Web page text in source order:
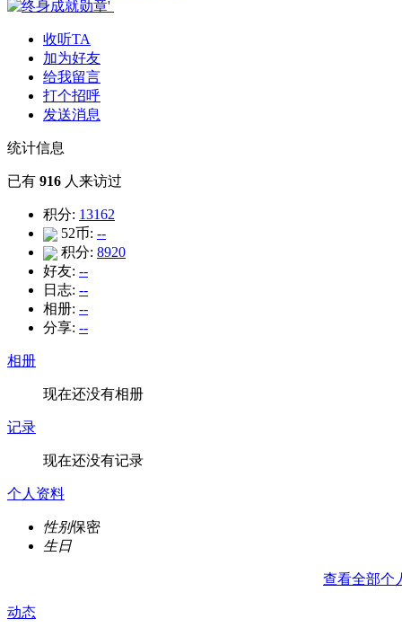
收听TA
加为好友
给我留言
打个招呼
发送消息
统计信息
已有 916 人来访过
积分: 13162
52币: --
积分: 8920
好友: --
日志: --
相册: --
分享: --
相册
现在还没有相册
记录
现在还没有记录
个人资料
性别保密
生日
查看全部个
动态